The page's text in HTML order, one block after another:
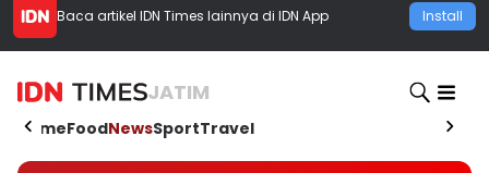
Baca artikel IDN Times lainnya di IDN App Install
JATIM
HomeFoodNewsSportTravel